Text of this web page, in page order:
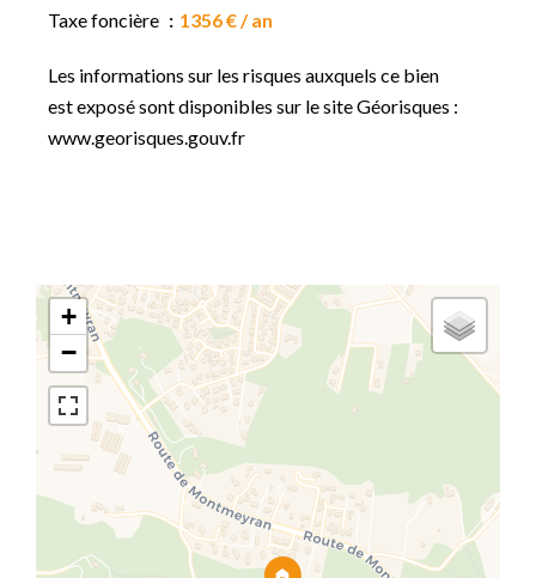
Taxe foncière 1356 € / an
Les informations sur les risques auxquels ce bien
est exposé sont disponibles sur le site Géorisques :
www.georisques.gouv.fr
+
−